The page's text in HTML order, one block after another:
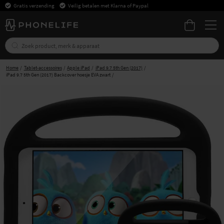
Gratis verzending Veilig betalen met Klarna of Paypal
Home Tablet-accessoires Apple iPad
iPad 9.7 5th Gen (2017)
iPad 9.7 5th Gen (2017) Backcover hoesje EVA zwart